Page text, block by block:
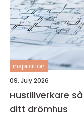
inspiration
09. July 2026
Hustillverkare så väljer du rätt partner för
ditt drömhus